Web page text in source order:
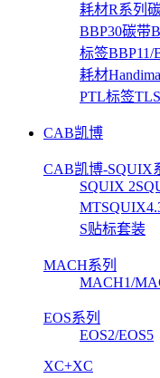
耗材R系列
BBP30碳带
标签BBP11/
耗材
PTL标签
CAB凯博
CAB凯博-SQUIX
SQUIX 2
MT
S贴标套装
MACH系列
MACH1/
EOS系列
EOS2/EOS5
XC+XC